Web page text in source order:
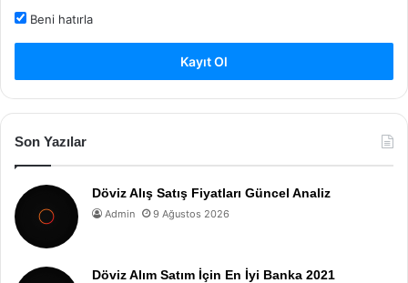
Beni hatırla
Kayıt Ol
Son Yazılar
Döviz Alış Satış Fiyatları Güncel Analiz
Admin 9 Ağustos 2026
Döviz Alım Satım İçin En İyi Banka 2021